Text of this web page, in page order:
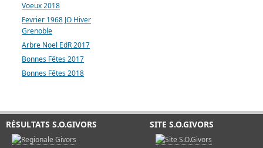
Voeux 2018
Fevrier 1968 JO Hiver
Grenoble
Arbre Noel EdR 2017
Bonnes Fêtes 2017
Bonnes Fêtes 2018
RÉSULTATS S.O.GIVORS SITE S.O.GIVORS